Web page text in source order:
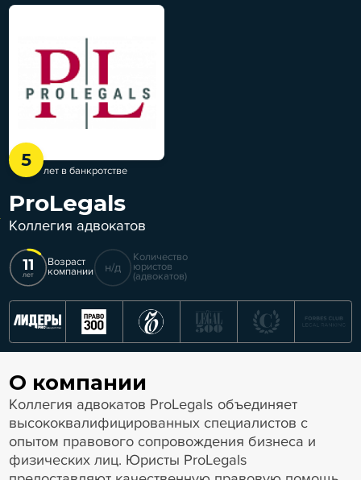
5
лет в банкротстве
ProLegals
Коллегия адвокатов
11
лет
Возраст
компании н/д
Количество
юристов
(адвокатов)
О компании
Коллегия адвокатов ProLegals объединяет
высококвалифицированных специалистов с
опытом правового сопровождения бизнеса и
физических лиц. Юристы ProLegals